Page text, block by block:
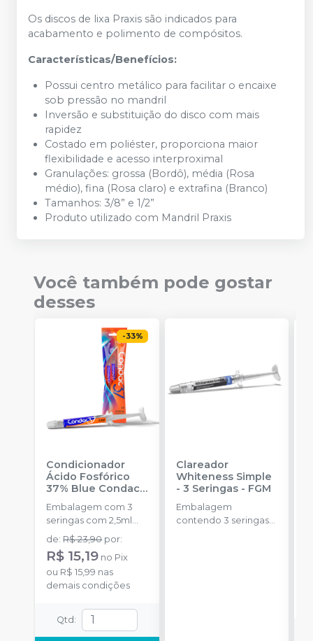
Os discos de lixa Praxis são indicados para
acabamento e polimento de compósitos.
Características/Benefícios:
Possui centro metálico para facilitar o encaixe
sob pressão no mandril
Inversão e substituição do disco com mais
rapidez
Costado em poliéster, proporciona maior
flexibilidade e acesso interproximal
Granulações: grossa (Bordô), média (Rosa
médio), fina (Rosa claro) e extrafina (Branco)
Tamanhos: 3/8” e 1/2”
Produto utilizado com Mandril Praxis
Você também pode gostar
desses
-33%
Condicionador
Ácido Fosfórico
37% Blue Condac-
FGM
Embalagem com 3
seringas com 2,5ml
cada uma e 3
ponteiras para
aplicação.
de:R$ 23,90 por:
R$ 15,19 no Pix
ou R$ 15,99 nas
demais condições
Qtd :
Clareador
Whiteness Simple
- 3 Seringas- FGM
Embalagem
contendo 3 seringas